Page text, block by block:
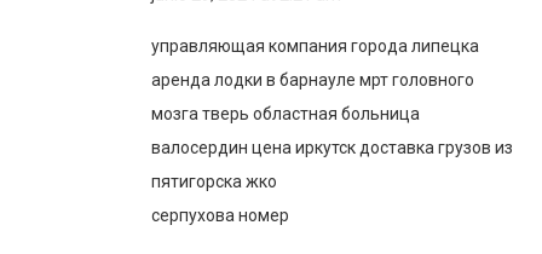
управляющая компания города липецка
аренда лодки в барнауле мрт головного
мозга тверь областная больница
валосердин цена иркутск доставка грузов из
пятигорска жко
серпухова номер